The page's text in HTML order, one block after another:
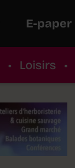
E-paper
• Loisirs •